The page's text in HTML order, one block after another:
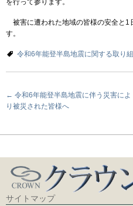
を行って参ります。
被害に遭われた地域の皆様の安全と1
す。
令和6年能登半島地震に関する取り
投
稿
ビ
ー
シ
ョ
← 令和6年能登半島地震に伴う災害によ
り被災された皆様へ
サイトマップ